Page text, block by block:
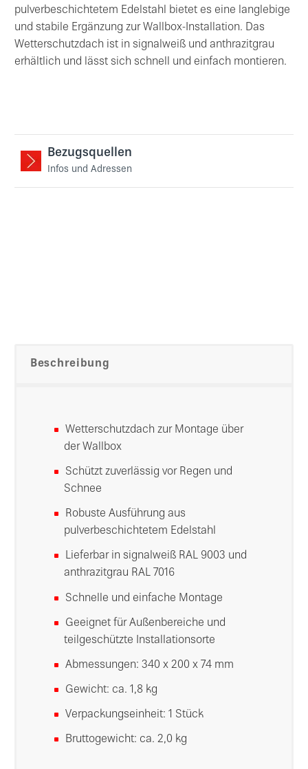
pulverbeschichtetem Edelstahl bietet es eine langlebige
und stabile Ergänzung zur Wallbox-Installation. Das
Wetterschutzdach ist in signalweiß und anthrazitgrau
erhältlich und lässt sich schnell und einfach montieren.
Bezugsquellen
Infos und Adressen
Beschreibung
Wetterschutzdach zur Montage über
der Wallbox
Schützt zuverlässig vor Regen und
Schnee
Robuste Ausführung aus
pulverbeschichtetem Edelstahl
Lieferbar in signalweiß RAL 9003 und
anthrazitgrau RAL 7016
Schnelle und einfache Montage
Geeignet für Außenbereiche und
teilgeschützte Installationsorte
Abmessungen: 340 x 200 x 74 mm
Gewicht: ca. 1,8 kg
Verpackungseinheit: 1 Stück
Bruttogewicht: ca. 2,0 kg